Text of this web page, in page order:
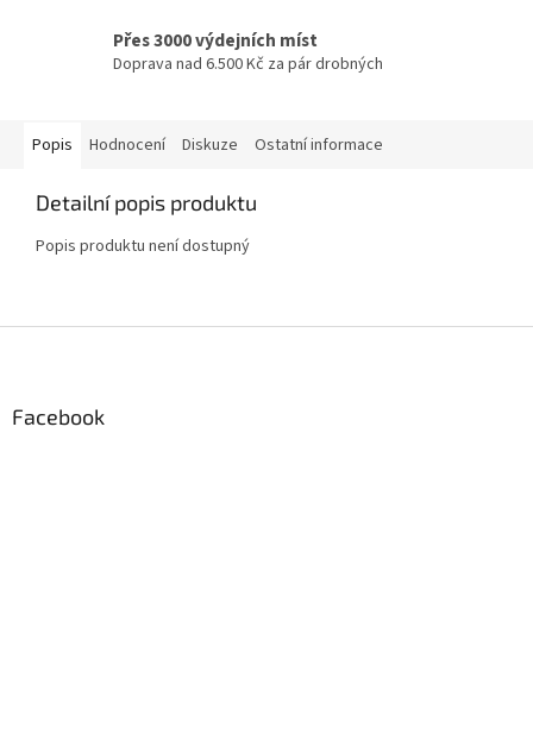
Přes 3000 výdejních míst
Doprava nad 6.500 Kč za pár drobných
Popis Hodnocení Diskuze Ostatní informace
Detailní popis produktu
Popis produktu není dostupný
Facebook